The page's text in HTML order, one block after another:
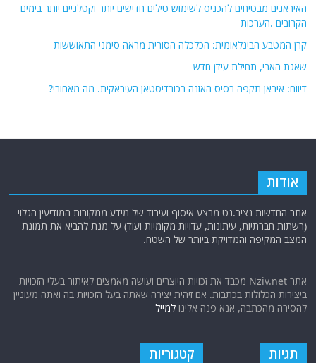
האיראנים מבטיחים להכניס לשימוש טילים חדישים יותר וקטלניים יותר בימים
הקרובים .הערכות
קרן המטבע הבינלאומית: הכלכלה הסורית מראה סימני התאוששות
שאגת הארי, תחילת עידן חדש
דיווח: איראן תקפה בסיס האזנה בכורדיסטאן העיראקית. מה מאחורי?
אודות
אתר החדשות נציב.נט מבצע איסוף ועיבוד של מידע ממקורות המודיעין הגלוי
(רשתות חברתיות, עיתונות, עדויות מקומיות ועוד) על מנת להביא את תמונת
המצב המקיפה והמדויקת ביותר של השטח.
אתר Nziv.net מכבד את זכויות היוצרים ועושה מאמצים לאיתור בעלי הזכויות
ביצירות הכלולות בכתבות. אם זיהית יצירה שאתה בעל הזכויות בה ואתה מעוניין
להסירה מהכתבה, אנא פנה אלינולמייל
תגיות קטגוריות